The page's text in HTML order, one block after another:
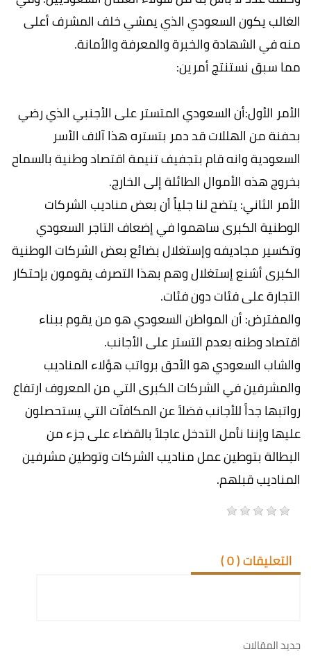
الغالب يكون السعودي الذي يمشي خلف المشرف أعلى
منه في الشهادة والخبرة والمعرفة والأمانة.
مما سبق نستنتج أمرين:
الأمر الأول:أن السعودي المتستر على الأجنبي الذي رضي
بحفنة من الهللات قد دمر بتستره هذا آلاف الأسر
السعودية وانه قام بتجفيف تنيمة اقتصاد وطنية بالسماح
بخروج هذه الأموال الطائلة إلى الخارج.
الأمر الثاني: يتضح لنا جلياً أن بعض مناديب الشركات
الوطنية الكبرى ساهموا في إضعاف التاجر السعودي
وتكسير مجاديفه وإستغلال بضائع بعض الشركات الوطنية
الكبرى أشنع إستغلال وهم بهذا التصرف يقومون بإحتكار
التجارة على فئات دون فئات.
والمفترض: أن المواطن السعودي هو من يقوم ببناء
اقتصاد وطنه بعدم التستر على الأجانب.
والشاب السعودي هو الأحق برواتب هؤلاء المناديب
والمشرفين في الشركات الكبرى التي من المعروف ارتفاع
رواتبها جداً للأجانب فضلاً عن المكافآت التي يستحصلون
عليها وإننا نأمل التدخل عاجلاً بالقضاء على جزء من
البطالة بتوطين عمل مناديب الشركات وتوطين مشرفين
المناديب قبلهم.
التعليقات (0
)
جديد المقالات